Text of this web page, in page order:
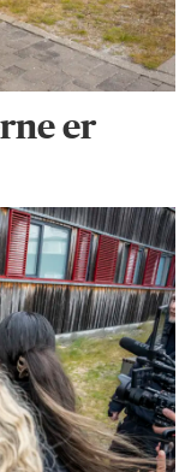
er